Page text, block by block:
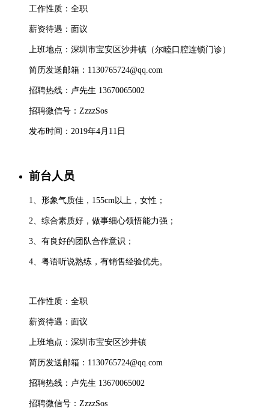
工作性质：全职
薪资待遇：面议
上班地点：深圳市宝安区沙井镇（尔睦口腔连锁门诊）
简历发送邮箱：1130765724@qq.com
招聘热线：卢先生 13670065002
招聘微信号：ZzzzSos
发布时间：2019年4月11日
前台人员
1、形象气质佳，155cm以上，女性；
2、综合素质好，做事细心领悟能力强；
3、有良好的团队合作意识；
4、粤语听说熟练，有销售经验优先。
工作性质：全职
薪资待遇：面议
上班地点：深圳市宝安区沙井镇
简历发送邮箱：1130765724@qq.com
招聘热线： 卢先生 13670065002
招聘微信号：ZzzzSos